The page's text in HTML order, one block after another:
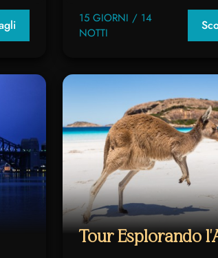
15 GIORNI / 14
NOTTI
Tour Esplorando